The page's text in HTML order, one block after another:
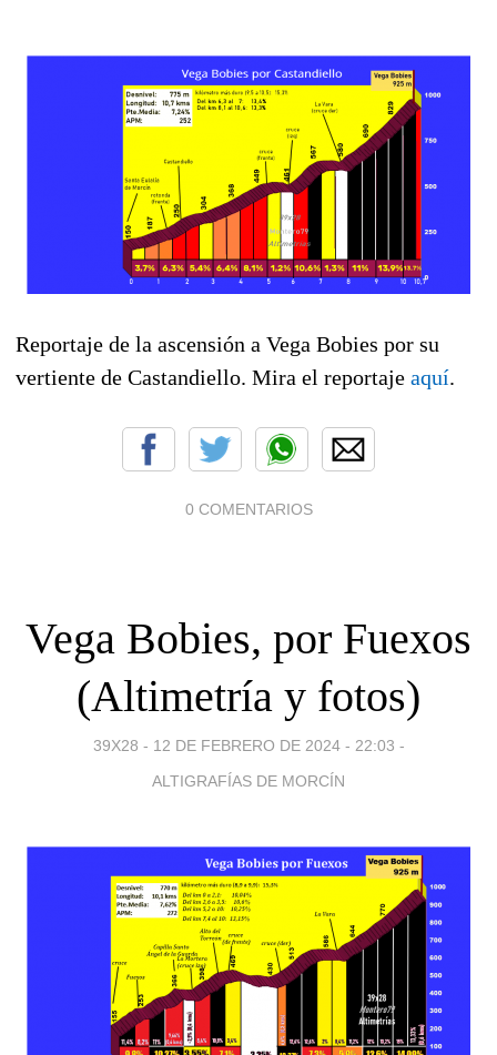
Reportaje de la ascensión a Vega Bobies por su
vertiente de Castandiello. Mira el reportaje aquí.
0 COMENTARIOS
Vega Bobies, por Fuexos
(Altimetría y fotos)
39X28 - 12 DE FEBRERO DE 2024 - 22:03 -
ALTIGRAFÍAS DE MORCÍN